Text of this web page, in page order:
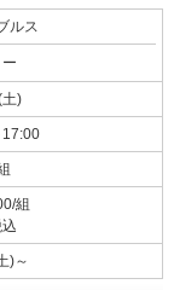
ルス
)
17:00
組
)～